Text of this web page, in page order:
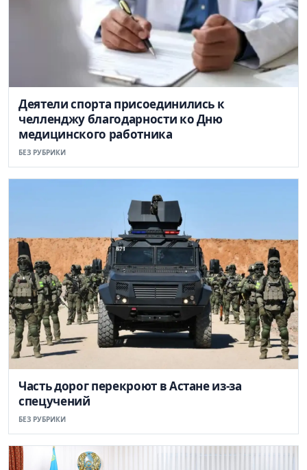
Деятели спорта присоединились к
челленджу благодарности ко Дню
медицинского работника
БЕЗ РУБРИКИ
Часть дорог перекроют в Астане из-за
спецучений
БЕЗ РУБРИКИ